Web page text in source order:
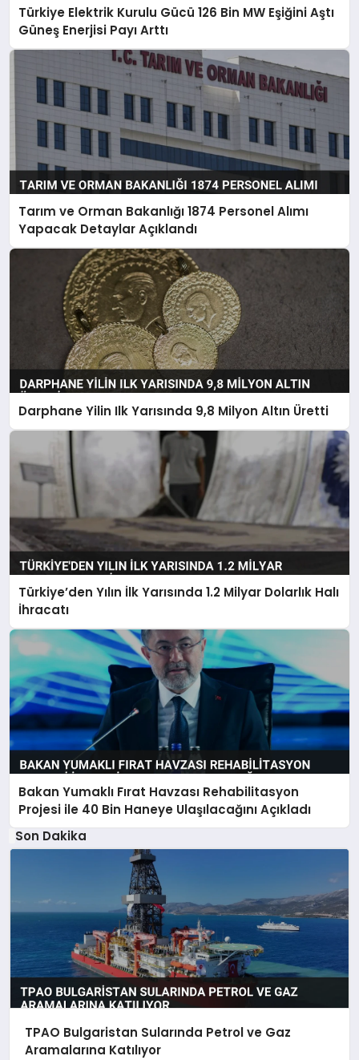
Türkiye Elektrik Kurulu Gücü 126 Bin MW Eşiğini Aştı
Güneş Enerjisi Payı Arttı
Tarım ve Orman Bakanlığı 1874 Personel Alımı
Yapacak Detaylar Açıklandı
Darphane Yilin Ilk Yarısında 9,8 Milyon Altın Üretti
Türkiye’den Yılın İlk Yarısında 1.2 Milyar Dolarlık Halı
İhracatı
Bakan Yumaklı Fırat Havzası Rehabilitasyon
Projesi ile 40 Bin Haneye Ulaşılacağını Açıkladı
Son Dakika
TPAO Bulgaristan Sularında Petrol ve Gaz
Aramalarına Katılıyor